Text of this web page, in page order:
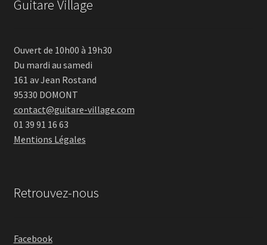
Guitare Village
Ouvert de 10h00 à 19h30
Du mardi au samedi
161 av Jean Rostand
95330 DOMONT
contact@guitare-village.com
01 39 91 16 63
Mentions Légales
Retrouvez-nous
Facebook